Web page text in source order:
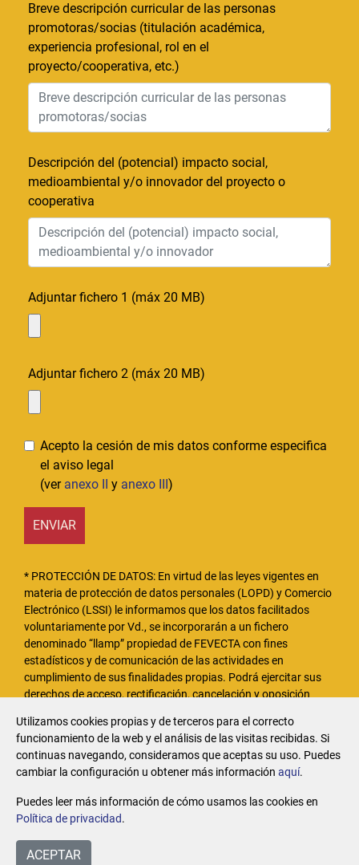
Breve descripción curricular de las personas
promotoras/socias (titulación académica,
experiencia profesional, rol en el
proyecto/cooperativa, etc.)
Descripción del (potencial) impacto social,
medioambiental y/o innovador del proyecto o
cooperativa
Adjuntar fichero 1 (máx 20 MB)
Adjuntar fichero 2 (máx 20 MB)
Acepto la cesión de mis datos conforme especifica
el aviso legal
(ver anexo II y anexo III)
ENVIAR
* PROTECCIÓN DE DATOS: En virtud de las leyes vigentes en
materia de protección de datos personales (LOPD) y Comercio
Electrónico (LSSI) le informamos que los datos facilitados
voluntariamente por Vd., se incorporarán a un fichero
denominado “llamp” propiedad de FEVECTA con fines
estadísticos y de comunicación de las actividades en
cumplimiento de sus finalidades propias. Podrá ejercitar sus
derechos de acceso, rectificación, cancelación y oposición
dirigiéndose por escrito a su sede en la calle Arzobispo
Mayoral, 11-b, 46002 de Valencia.
Utilizamos cookies propias y de terceros para el correcto
funcionamiento de la web y el análisis de las visitas recibidas. Si
continuas navegando, consideramos que aceptas su uso. Puedes
cambiar la configuración u obtener más información aquí.
Puedes leer más información de cómo usamos las cookies en
Política de privacidad.
ACEPTAR